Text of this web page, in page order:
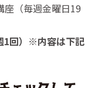
（毎週金曜日19
1回）※内容は下記